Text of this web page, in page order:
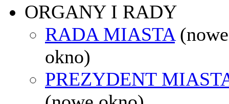
ORGANY I RADY
RADA MIASTA (nowe
okno)
PREZYDENT